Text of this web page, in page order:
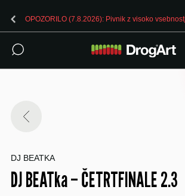
OPOZORILO (7.8.2026): Pivnik z visoko
DJ BEATKA
DJ BEATka – ČETRTFINALE 2.3